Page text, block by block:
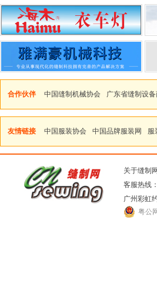
合作伙伴 中国缝制机械协会 广东省缝制设
友情链接 中国服装协会 中国品牌服装网 服
关于缝制网
客服热线
广州彩虹
粤公